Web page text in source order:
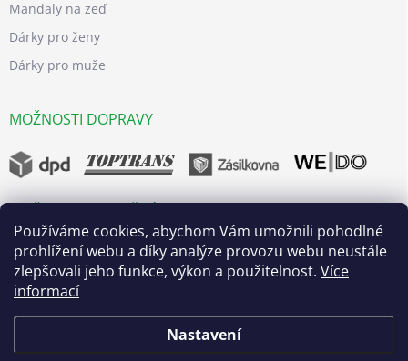
Používáme cookies, abychom Vám umožnili pohodlné
prohlížení webu a díky analýze provozu webu neustále
zlepšovali jeho funkce, výkon a použitelnost. Více
informací
Nastavení
Mandaly na zeď
Dárky pro ženy
Dárky pro muže
MOŽNOSTI DOPRAVY